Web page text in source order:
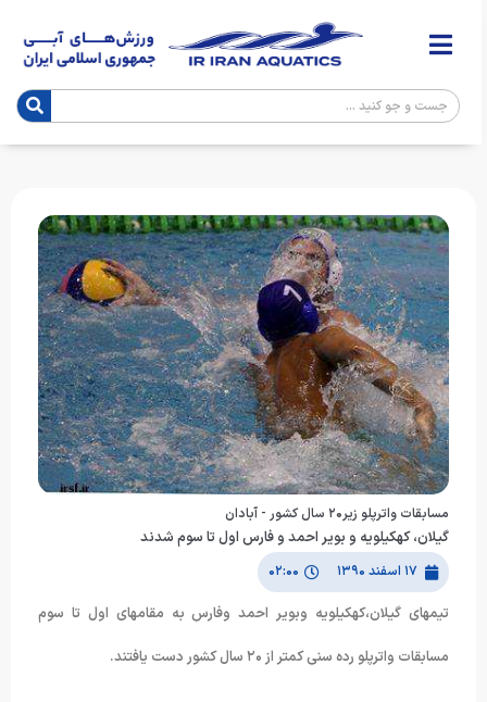
مسابقات واترپلو زیر٢۰ سال كشور - آبادان
گیلان، کهکیلویه و بویر احمد و فارس اول تا سوم شدند
۱۷ اسفند ۱۳۹۰ ۰۲:۰۰
تیمهای گیلان،کهکیلویه وبویر احمد وفارس به مقامهای اول تا سوم
مسابقات واترپلو رده سنی کمتر از ٢۰ سال کشور دست یافتند.